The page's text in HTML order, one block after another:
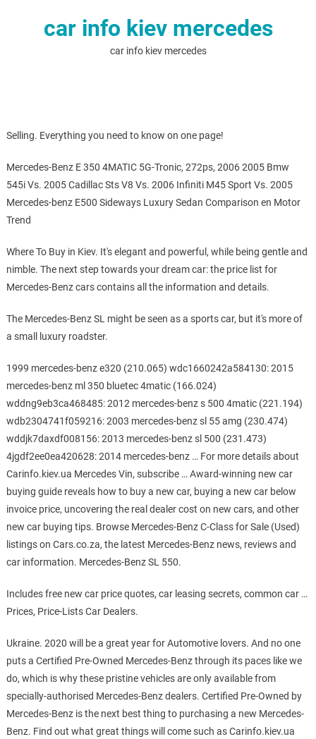
car info kiev mercedes
car info kiev mercedes
Selling. Everything you need to know on one page!
Mercedes-Benz E 350 4MATIC 5G-Tronic, 272ps, 2006 2005 Bmw
545i Vs. 2005 Cadillac Sts V8 Vs. 2006 Infiniti M45 Sport Vs. 2005
Mercedes-benz E500 Sideways Luxury Sedan Comparison en Motor
Trend
Where To Buy in Kiev. It's elegant and powerful, while being gentle and
nimble. The next step towards your dream car: the price list for
Mercedes-Benz cars contains all the information and details.
The Mercedes-Benz SL might be seen as a sports car, but it's more of
a small luxury roadster.
1999 mercedes-benz e320 (210.065) wdc1660242a584130: 2015
mercedes-benz ml 350 bluetec 4matic (166.024)
wddng9eb3ca468485: 2012 mercedes-benz s 500 4matic (221.194)
wdb2304741f059216: 2003 mercedes-benz sl 55 amg (230.474)
wddjk7daxdf008156: 2013 mercedes-benz sl 500 (231.473)
4jgdf2ee0ea420628: 2014 mercedes-benz … For more details about
Carinfo.kiev.ua Mercedes Vin, subscribe … Award-winning new car
buying guide reveals how to buy a new car, buying a new car below
invoice price, uncovering the real dealer cost on new cars, and other
new car buying tips. Browse Mercedes-Benz C-Class for Sale (Used)
listings on Cars.co.za, the latest Mercedes-Benz news, reviews and
car information. Mercedes-Benz SL 550.
Includes free new car price quotes, car leasing secrets, common car …
Prices, Price-Lists Car Dealers.
Ukraine. 2020 will be a great year for Automotive lovers. And no one
puts a Certified Pre-Owned Mercedes-Benz through its paces like we
do, which is why these pristine vehicles are only available from
specially-authorised Mercedes-Benz dealers. Certified Pre-Owned by
Mercedes-Benz is the next best thing to purchasing a new Mercedes-
Benz. Find out what great things will come such as Carinfo.kiev.ua